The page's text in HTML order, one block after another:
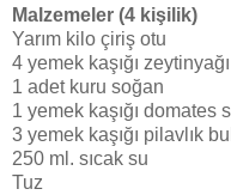
Malzemeler (4 kişilik)
Yarım kilo çiriş otu
4 yemek kaşığı zeytinyağı
1 adet kuru soğan
1 yemek kaşığı domates
3 yemek kaşığı pilavlık
250 ml. sıcak su
Tuz